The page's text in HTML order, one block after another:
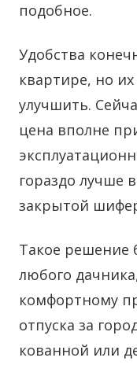
подобное.
Удобства
квартире, но
улучшить.
цена вполне
гораздо лучше
закрытой
Такое решение
любого
комфортному
отпуска за
кованной или